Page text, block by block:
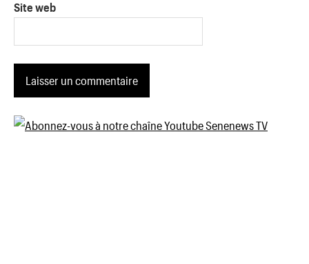
Site web